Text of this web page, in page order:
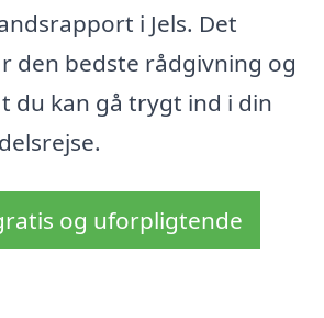
i Jels. Det
den bedste rådgivning og
du kan gå trygt ind i din
og uforpligtende